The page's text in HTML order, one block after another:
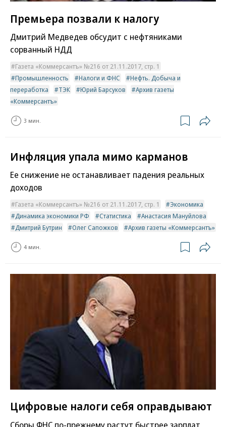
Премьера позвали к налогу
Дмитрий Медведев обсудит с нефтяниками
сорванный НДД
Газета «Коммерсантъ» №216 от 21.11.2017, стр. 1
Промышленность
Налоги и ФНС
Нефть. Добыча и
переработка
ТЭК Юрий Барсуков
Архив газеты
«Коммерсантъ»
3 мин.
Инфляция упала мимо карманов
Ее снижение не останавливает падения реальных
доходов
Газета «Коммерсантъ» №216 от 21.11.2017, стр. 1
Экономика
Динамика экономики РФ
Статистика
Анастасия Мануйлова
Дмитрий Бутрин
Олег Сапожков Архив газеты «Коммерсантъ»
4 мин.
Цифровые налоги себя оправдывают
Сборы ФНС по-прежнему растут быстрее зарплат,